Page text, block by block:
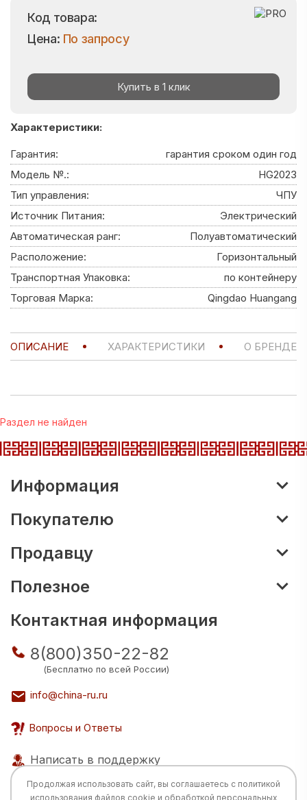
Код товара:
Цена: По запросу
Купить в 1 клик
Характеристики:
Гарантия:
гарантия сроком один год
Модель №.:
HG2023
Тип управления:
ЧПУ
Источник Питания:
Электрический
Автоматическая ранг:
Полуавтоматический
Расположение:
Горизонтальный
Транспортная Упаковка:
по контейнеру
Торговая Марка:
Qingdao Huangang
ОПИСАНИЕ ХАРАКТЕРИСТИКИ О БРЕНДЕ
Раздел не найден
Информация
Покупателю
Продавцу
Полезное
Контактная информация
8(800)350-22-82
(Бесплатно по всей России)
info@china-ru.ru
Вопросы и Ответы
Написать в поддержку
Продолжая использовать сайт, вы соглашаетесь с политикой
использования файлов cookie и обработкой персональных